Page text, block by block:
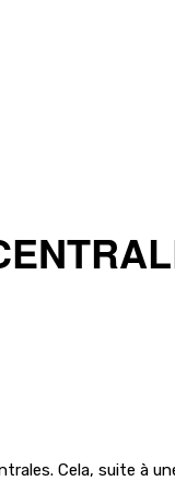
Cela, suite à